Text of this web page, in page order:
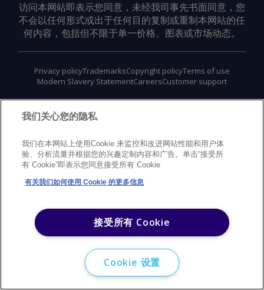
访问本网站即表示您同意，未经我司事先书面同意，您
不会以任何形式或出于任何目的复制或重制本网站的任
何内容，包括但不限于单一价格、图表或市场动态。
©2026Argus Media Group Copyright
Privacy policyTrademarksCopyright policyTerms of use
Modern Slavery StatementCareersCustomer support
我们关心您的隐私
我们在本网站上使用Cookie 来监控和改进网站性能和用户体
验、分析流量并根据您的兴趣定制内容和广告。单击“接受所
有 Cookie”即表示您同意接受所有 Cookie
有关我们如何使用 Cookie 的更多信息
接受所有 Cookie
Cookie 设置